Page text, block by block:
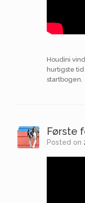
Houdini
hurtigste
startbogen.
Første
Posted on